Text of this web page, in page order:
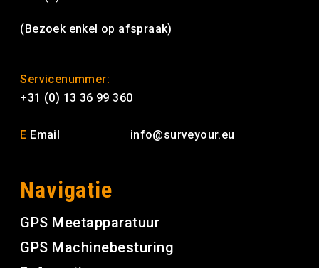
(Bezoek enkel op afspraak)
Servicenummer:
+31 (0) 13 36 99 360
E Email info@surveyour.eu
Navigatie
GPS Meetapparatuur
GPS Machinebesturing